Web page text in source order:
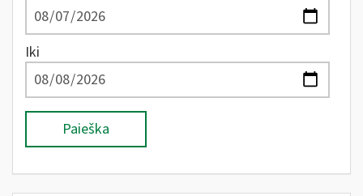
Iki
Paieška